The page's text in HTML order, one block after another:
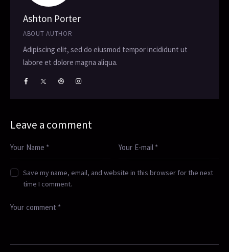
Ashton Porter
ABOUT AUTHOR
Adipiscing elit, sed do eiusmod tempor incididunt ut
labore et dolore magna aliqua.
Leave a comment
Save my name, email, and website in this browser for the next
time I comment.